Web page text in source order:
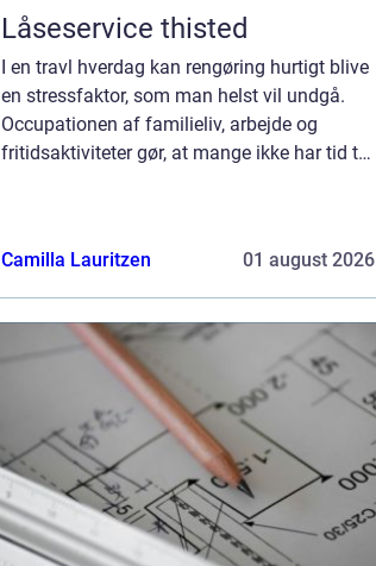
Låseservice thisted
I en travl hverdag kan rengøring hurtigt blive
en stressfaktor, som man helst vil undgå.
Occupationen af familieliv, arbejde og
fritidsaktiviteter gør, at mange ikke har tid til
Camilla Lauritzen 01 august 2026